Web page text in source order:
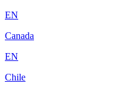
EN
Canada
EN
Chile